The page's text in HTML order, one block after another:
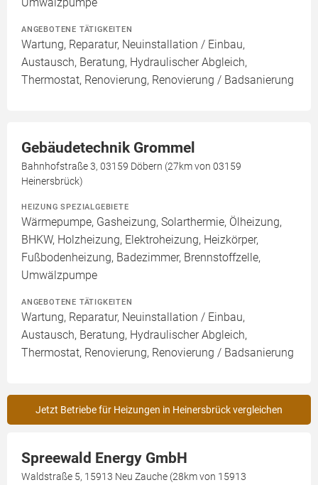
ANGEBOTENE TÄTIGKEITEN
Wartung, Reparatur, Neuinstallation / Einbau,
Austausch, Beratung, Hydraulischer Abgleich,
Thermostat, Renovierung, Renovierung / Badsanierung
Gebäudetechnik Grommel
Bahnhofstraße 3, 03159 Döbern (27km von 03159
Heinersbrück)
HEIZUNG SPEZIALGEBIETE
Wärmepumpe, Gasheizung, Solarthermie, Ölheizung,
BHKW, Holzheizung, Elektroheizung, Heizkörper,
Fußbodenheizung, Badezimmer, Brennstoffzelle,
Umwälzpumpe
ANGEBOTENE TÄTIGKEITEN
Wartung, Reparatur, Neuinstallation / Einbau,
Austausch, Beratung, Hydraulischer Abgleich,
Thermostat, Renovierung, Renovierung / Badsanierung
Jetzt Betriebe für Heizungen in Heinersbrück vergleichen
Spreewald Energy GmbH
Waldstraße 5, 15913 Neu Zauche (28km von 15913